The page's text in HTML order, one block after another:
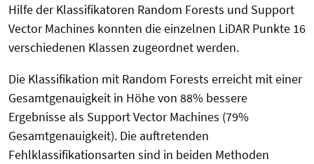
Hilfe der Klassifikatoren Random Forests und Support
Vector Machines konnten die einzelnen LiDAR Punkte 16
verschiedenen Klassen zugeordnet werden.
Die Klassifikation mit Random Forests erreicht mit einer
Gesamtgenauigkeit in Höhe von 88% bessere
Ergebnisse als Support Vector Machines (79%
Gesamtgenauigkeit). Die auftretenden
Fehlklassifikationsarten sind in beiden Methoden